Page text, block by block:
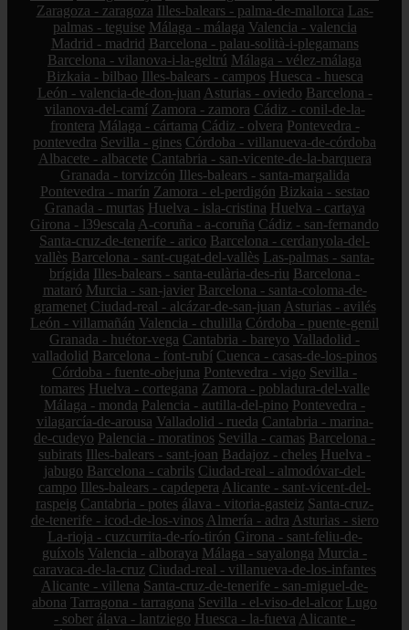
Zaragoza - zaragoza Illes-balears - palma-de-mallorca Las-
palmas - teguise Málaga - málaga Valencia - valencia
Madrid - madrid Barcelona - palau-solità-i-plegamans
Barcelona - vilanova-i-la-geltrú Málaga - vélez-málaga
Bizkaia - bilbao Illes-balears - campos Huesca - huesca
León - valencia-de-don-juan Asturias - oviedo Barcelona -
vilanova-del-camí Zamora - zamora Cádiz - conil-de-la-
frontera Málaga - cártama Cádiz - olvera Pontevedra -
pontevedra Sevilla - gines Córdoba - villanueva-de-córdoba
Albacete - albacete Cantabria - san-vicente-de-la-barquera
Granada - torvizcón Illes-balears - santa-margalida
Pontevedra - marín Zamora - el-perdigón Bizkaia - sestao
Granada - murtas Huelva - isla-cristina Huelva - cartaya
Girona - l39escala A-coruña - a-coruña Cádiz - san-fernando
Santa-cruz-de-tenerife - arico Barcelona - cerdanyola-del-
vallès Barcelona - sant-cugat-del-vallès Las-palmas - santa-
brígida Illes-balears - santa-eulària-des-riu Barcelona -
mataró Murcia - san-javier Barcelona - santa-coloma-de-
gramenet Ciudad-real - alcázar-de-san-juan Asturias - avilés
León - villamañán Valencia - chulilla Córdoba - puente-genil
Granada - huétor-vega Cantabria - bareyo Valladolid -
valladolid Barcelona - font-rubí Cuenca - casas-de-los-pinos
Córdoba - fuente-obejuna Pontevedra - vigo Sevilla -
tomares Huelva - cortegana Zamora - pobladura-del-valle
Málaga - monda Palencia - autilla-del-pino Pontevedra -
vilagarcía-de-arousa Valladolid - rueda Cantabria - marina-
de-cudeyo Palencia - moratinos Sevilla - camas Barcelona -
subirats Illes-balears - sant-joan Badajoz - cheles Huelva -
jabugo Barcelona - cabrils Ciudad-real - almodóvar-del-
campo Illes-balears - capdepera Alicante - sant-vicent-del-
raspeig Cantabria - potes álava - vitoria-gasteiz Santa-cruz-
de-tenerife - icod-de-los-vinos Almería - adra Asturias - siero
La-rioja - cuzcurrita-de-río-tirón Girona - sant-feliu-de-
guíxols Valencia - alboraya Málaga - sayalonga Murcia -
caravaca-de-la-cruz Ciudad-real - villanueva-de-los-infantes
Alicante - villena Santa-cruz-de-tenerife - san-miguel-de-
abona Tarragona - tarragona Sevilla - el-viso-del-alcor Lugo
- sober álava - lantziego Huesca - la-fueva Alicante -